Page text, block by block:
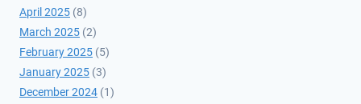
April 2025 (8)
March 2025 (2)
February 2025 (5)
January 2025 (3)
December 2024 (1)